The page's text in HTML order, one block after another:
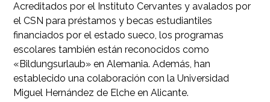
Acreditados por el Instituto Cervantes y avalados por
el CSN para préstamos y becas estudiantiles
financiados por el estado sueco, los programas
escolares también están reconocidos como
«Bildungsurlaub» en Alemania. Además, han
establecido una colaboración con la Universidad
Miguel Hernández de Elche en Alicante.